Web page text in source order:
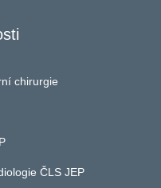
chirurgie
ČLS JEP